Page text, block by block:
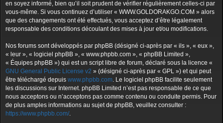
r
en soyez informé, bien qu’il soit prudent de vérifier régulièrement celles-ci par
vous-même. Si vous continuez d’utiliser « WWW.GOLDORAKGO.COM » alors
que des changements ont été effectués, vous acceptez d’être légalement
responsable des conditions découlant des mises à jour et/ou modifications.
Nos forums sont développés par phpBB (désigné ci-après par « ils », « eux »,
« leur », « logiciel phpBB », « www.phpbb.com », « phpBB Limited »,
« Équipes phpBB ») qui est un script libre de forum, déclaré sous la licence «
GNU General Public License v2 » (désigné ci-après par « GPL ») et qui peut
être téléchargé depuis www.phpbb.com. Le logiciel phpBB facilite seulement
les discussions sur Internet. phpBB Limited n’est pas responsable de ce que
nous acceptons ou n’acceptons pas comme contenu ou conduite permis. Pour
de plus amples informations au sujet de phpBB, veuillez consulter :
https://www.phpbb.com/.